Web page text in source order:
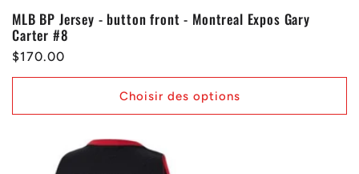
MLB BP Jersey - button front - Montreal Expos Gary
Carter #8
Prix
habituel
$170.00
Choisir des options